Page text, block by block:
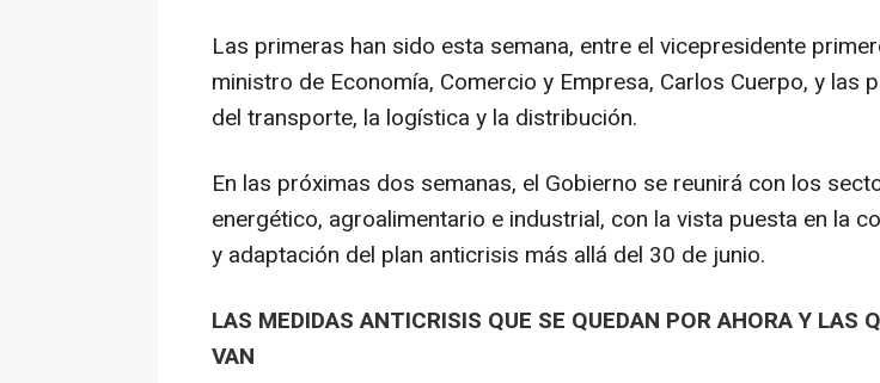
Las primeras han sido esta semana, entre el vicepresidente
ministro de Economía, Comercio y Empresa, Carlos Cuerpo, y las
del transporte, la logística y la distribución.
En las próximas dos semanas, el Gobierno se reunirá con los
energético, agroalimentario e industrial, con la vista puesta en la
y adaptación del plan anticrisis más allá del 30 de junio.
LAS MEDIDAS ANTICRISIS QUE SE QUEDAN POR AHORA Y LAS
VAN